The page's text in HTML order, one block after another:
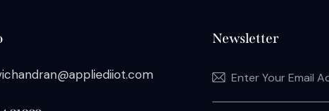
Newsletter